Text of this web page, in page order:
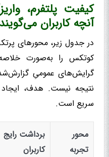
کیفیت پلتفرم،
آنچه کاربران می‌گویند
در جدول زیر، محورهای
کوتکس را به‌صورت
گرایش‌های عمومیِ
نتیجه نیست. هدف،
سریع است.
محور
تجربه
برداشت رایج
کاربران